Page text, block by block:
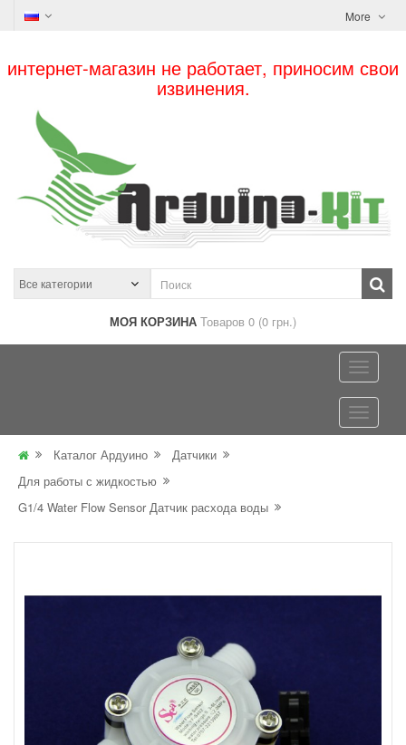
More
интернет-магазин не работает, приносим свои
извинения.
МОЯ КОРЗИНА Товаров 0 (0 грн.)
Каталог Ардуино
Датчики
Для работы с жидкостью
G1/4 Water Flow Sensor Датчик расхода воды